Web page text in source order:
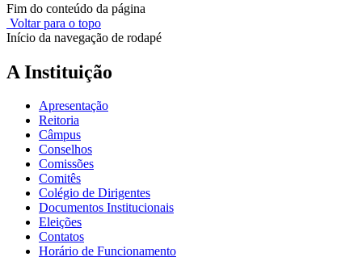
Fim do conteúdo da página
Voltar para o topo
Início da navegação de rodapé
A Instituição
Apresentação
Reitoria
Câmpus
Conselhos
Comissões
Comitês
Colégio de Dirigentes
Documentos Institucionais
Eleições
Contatos
Horário de Funcionamento